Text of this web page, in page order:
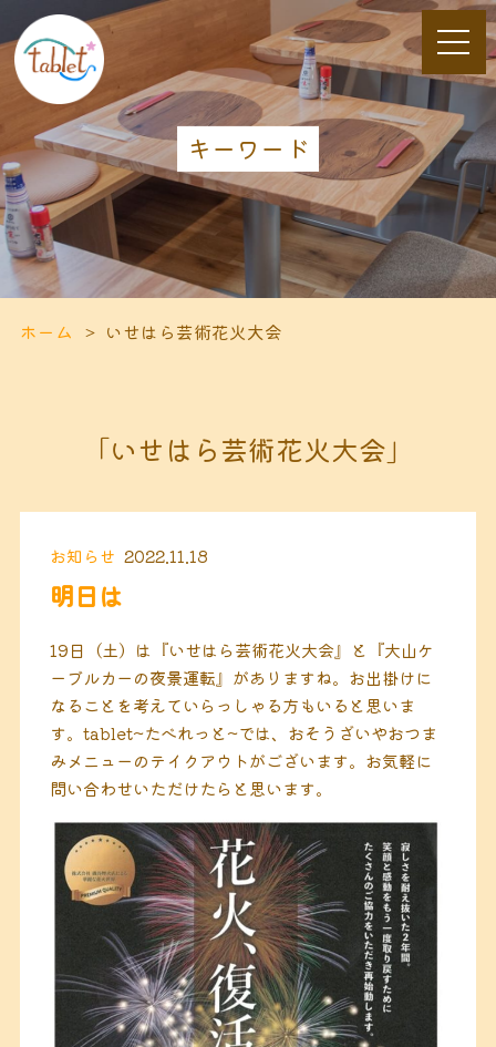
キーワード
ホーム いせはら芸術花火大会
「いせはら芸術花火大会」
お知らせ 2022.11.18
明日は
19日（土）は『いせはら芸術花火大会』と『大山ケ
ーブルカーの夜景運転』がありますね。お出掛けに
なることを考えていらっしゃる方もいると思いま
す。tablet~たべれっと~では、おそうざいやおつま
みメニューのテイクアウトがございます。お気軽に
問い合わせいただけたらと思います。